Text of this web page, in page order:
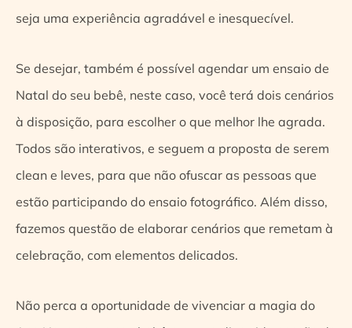
seja uma experiência agradável e inesquecível.
Se desejar, também é possível agendar um ensaio de
Natal do seu bebê, neste caso, você terá dois cenários
à disposição, para escolher o que melhor lhe agrada.
Todos são interativos, e seguem a proposta de serem
clean e leves, para que não ofuscar as pessoas que
estão participando do ensaio fotográfico. Além disso,
fazemos questão de elaborar cenários que remetam à
celebração, com elementos delicados.
Não perca a oportunidade de vivenciar a magia do